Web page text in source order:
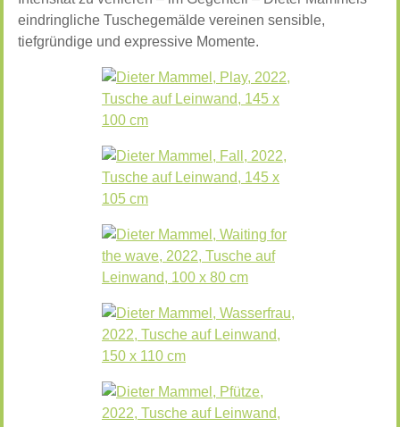
eindringliche Tuschegemälde vereinen sensible,
tiefgründige und expressive Momente.